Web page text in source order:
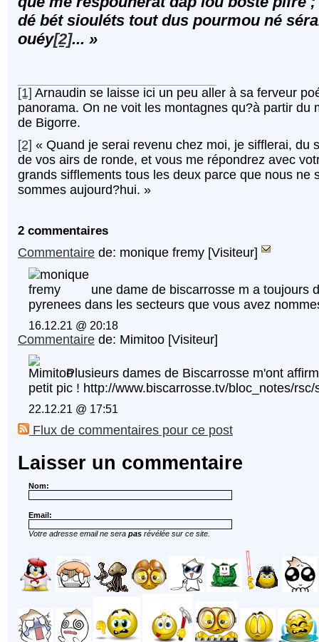
dé bét siouléts tout dus pourmou né
ouéy[2]... »
[1] Arnaudin se laisse ici un peu aller à sa ferveur
panorama. On ne voit les montagnes qu?à partir
de Bigorre.
[2] « Quand je serai revenu chez moi, je sifflerai, du
de vos airs de ronde, et vous me répondrez avec
grands sifflements tous les deux parce que nous
sommes aujourd?hui. »
2 commentaires
Commentaire de: monique fremy [Visiteur]
une dame de biscarrosse m a toujours
pyrenees dans les secteurs que vous avez
16.12.21 @ 20:18
Commentaire de: Mimitoo [Visiteur]
Plusieurs dames de Biscarrosse m'ont
petit pic ! http://www.biscarrosse.tv/bloc_notes/
22.12.21 @ 17:51
Flux de commentaires pour ce post
Laisser un commentaire
Nom:
Email:
Votre adresse email ne sera pas révélée sur ce site.